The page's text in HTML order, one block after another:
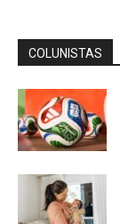
COLUNISTAS